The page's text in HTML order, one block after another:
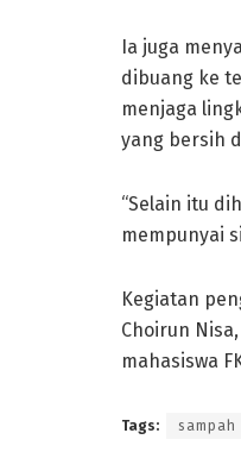
Ia juga
dibuang ke
menjaga
yang bersih
“Selain itu
mempunyai
Kegiatan
Choirun
mahasiswa
Tags: sampah